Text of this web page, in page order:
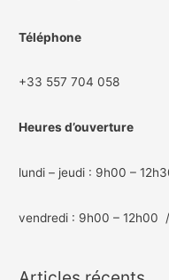
Téléphone
+33 557 704 058
Heures d’ouverture
lundi – jeudi : 9h00 –
vendredi : 9h00 – 12h00